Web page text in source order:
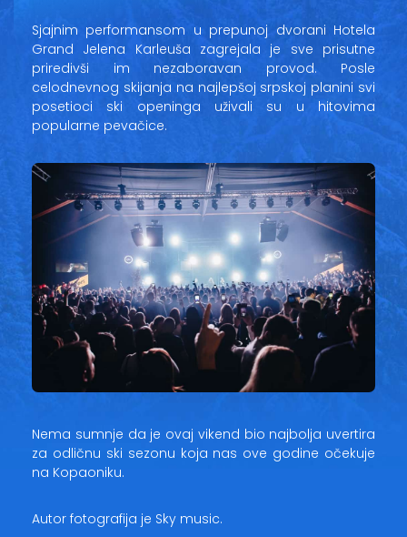
Sjajnim performansom u prepunoj dvorani Hotela
Grand Jelena Karleuša zagrejala je sve prisutne
priredivši im nezaboravan provod. Posle
celodnevnog skijanja na najlepšoj srpskoj planini svi
posetioci ski openinga uživali su u hitovima
popularne pevačice.
Nema sumnje da je ovaj vikend bio najbolja uvertira
za odličnu ski sezonu koja nas ove godine očekuje
na Kopaoniku.
Autor fotografija je Sky music.